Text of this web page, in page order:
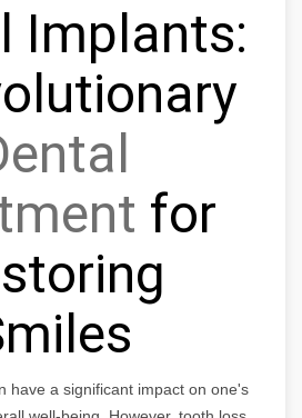
Implants:
for
have a significant impact on one's